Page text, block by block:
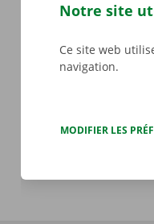
lorsque
nous
problème
Notre site
Ce site web
navigation.
MODIFIER LES